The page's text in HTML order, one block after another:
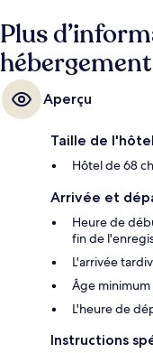
Plus
hébergement
Aperçu
Taille de l'hôtel
Hôtel de 68
Arrivée et
Heure de
fin de
L'arrivée
Âge
L'heure de
Instructions